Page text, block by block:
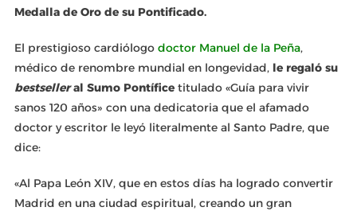
Medalla de Oro de su Pontificado.
El prestigioso cardiólogo doctor Manuel de la Peña,
médico de renombre mundial en longevidad, le regaló su
bestselleral Sumo Pontíficetitulado «Guía para vivir
sanos 120 años» con una dedicatoria que el afamado
doctor y escritor le leyó literalmente al Santo Padre, que
dice:
«Al Papa León XIV, que en estos días ha logrado convertir
Madrid en una ciudad espiritual, creando un gran